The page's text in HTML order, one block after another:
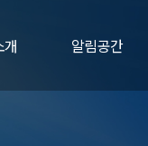
개 알림공간